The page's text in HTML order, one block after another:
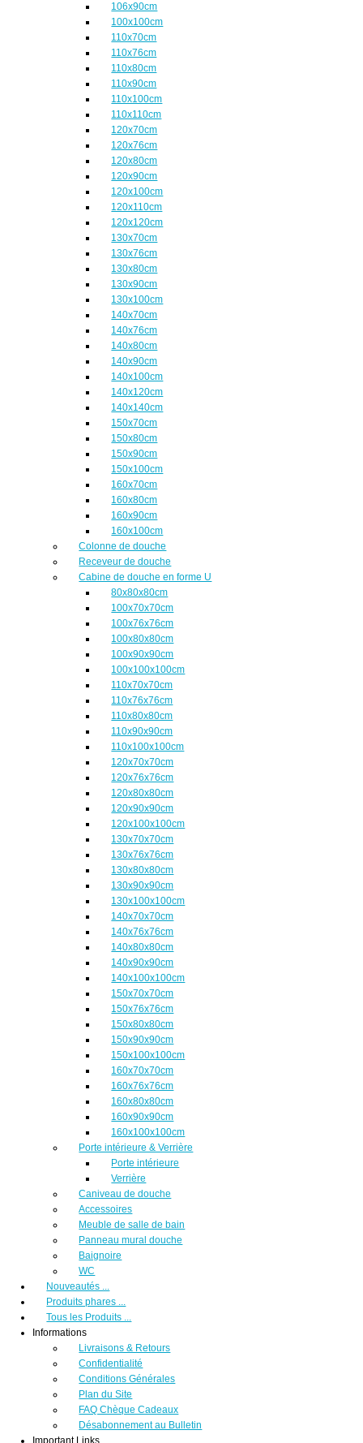
106x90cm
100x100cm
110x70cm
110x76cm
110x80cm
110x90cm
110x100cm
110x110cm
120x70cm
120x76cm
120x80cm
120x90cm
120x100cm
120x110cm
120x120cm
130x70cm
130x76cm
130x80cm
130x90cm
130x100cm
140x70cm
140x76cm
140x80cm
140x90cm
140x100cm
140x120cm
140x140cm
150x70cm
150x80cm
150x90cm
150x100cm
160x70cm
160x80cm
160x90cm
160x100cm
Colonne de douche
Receveur de douche
Cabine de douche en forme U
80x80x80cm
100x70x70cm
100x76x76cm
100x80x80cm
100x90x90cm
100x100x100cm
110x70x70cm
110x76x76cm
110x80x80cm
110x90x90cm
110x100x100cm
120x70x70cm
120x76x76cm
120x80x80cm
120x90x90cm
120x100x100cm
130x70x70cm
130x76x76cm
130x80x80cm
130x90x90cm
130x100x100cm
140x70x70cm
140x76x76cm
140x80x80cm
140x90x90cm
140x100x100cm
150x70x70cm
150x76x76cm
150x80x80cm
150x90x90cm
150x100x100cm
160x70x70cm
160x76x76cm
160x80x80cm
160x90x90cm
160x100x100cm
Porte intérieure & Verrière
Porte intérieure
Verrière
Caniveau de douche
Accessoires
Meuble de salle de bain
Panneau mural douche
Baignoire
WC
Nouveautés ...
Produits phares ...
Tous les Produits ...
Informations
Livraisons & Retours
Confidentialité
Conditions Générales
Plan du Site
FAQ Chèque Cadeaux
Désabonnement au Bulletin
Important Links